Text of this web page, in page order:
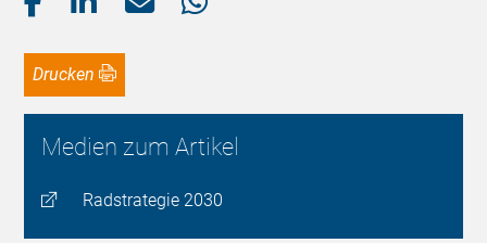
Drucken
Medien zum Artikel
Radstrategie 2030